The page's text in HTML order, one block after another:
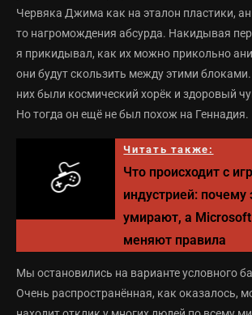
Червяка Джима как на эталон пластики,
то нагромождения абсурда. Накидывая
я прикидывал, как их можно прикольно
они будут скользить между этими
них были космический хорёк и здоровый
Но тогда он ещё не был похож на Геннадия.
Читать также:
Что происходит с
индустрией:
умирают, а
меняют правила
Мы остановились на варианте условного
Очень распространённая, как оказалось,